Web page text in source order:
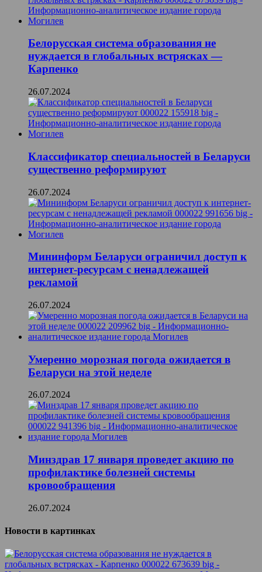
Белорусская система образования не
нуждается в глобальных встрясках —
Карпенко
26.07.2024
Классификатор специальностей в Беларуси
существенно реформируют
26.07.2024
Мининформ Беларуси ограничил доступ к
интернет-ресурсам с ненадлежащей
рекламой
26.07.2024
Умеренно морозная погода ожидается в
Беларуси на этой неделе
26.07.2024
Минздрав 17 января проведет акцию по
профилактике болезней системы
кровообращения
26.07.2024
Новости в картинках